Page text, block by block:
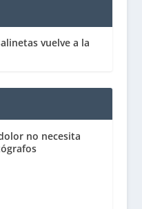
vuelve a la
no necesita